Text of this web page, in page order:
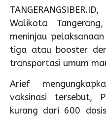
Walikota
meninjau
tiga atau booster
transportasi umum
Arief
vaksinasi tersebut,
kurang dari 600